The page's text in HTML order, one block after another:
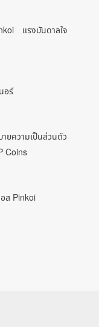
แรงบันดาลใจ
อร์
ายความเป็นส่วนตัว
Coins
ส Pinkoi